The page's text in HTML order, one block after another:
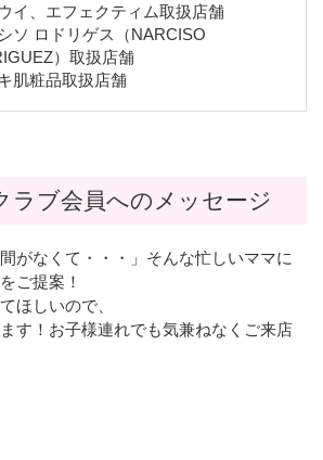
イ、エフェクティム取扱店舗
ソ ロドリゲス（NARCISO
）取扱店舗
肌粧品取扱店舗
ラブ会員へのメッセージ
がなくて・・・」そんな忙しいママに
ご提案！
ほしいので、
す！お子様連れでも気兼ねなくご来店